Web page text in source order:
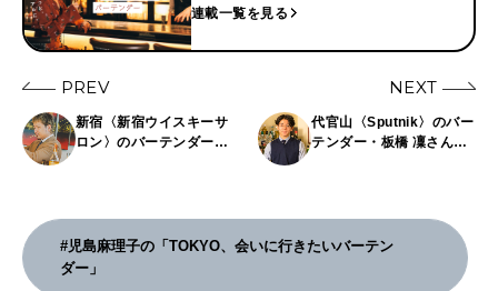
連載一覧を見る
PREV
新宿〈新宿ウイスキーサ
ロン〉のバーテンダー・
NEXT
代官山〈Sputnik〉のバー
テンダー・板橋 凜さん〜
#児島麻理子の「TOKYO、会いに行きたいバーテン
ダー」